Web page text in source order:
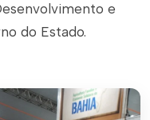
e
do Estado.